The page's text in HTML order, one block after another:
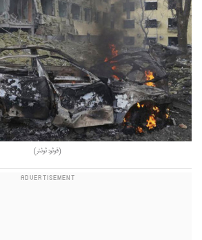
(فوٹو: ٹوئٹر)